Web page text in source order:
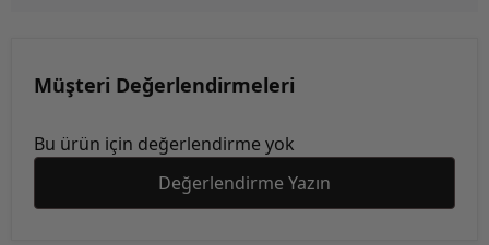
Müşteri Değerlendirmeleri
Bu ürün için değerlendirme yok
Değerlendirme Yazın